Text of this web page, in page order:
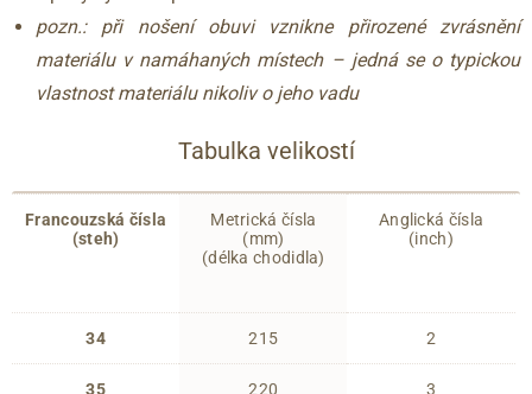
pozn.: při nošení obuvi vznikne přirozené zvrásnění
materiálu v namáhaných místech – jedná se o typickou
vlastnost materiálu nikoliv o jeho vadu
Tabulka velikostí
Francouzská čísla
(steh)
34
35
Metrická čísla
(mm)
(délka chodidla)
215
220
Anglická čísla
(inch)
2
3